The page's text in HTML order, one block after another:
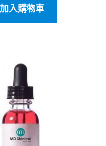
加入購物車
原
始
價
格：
NT$3,800。